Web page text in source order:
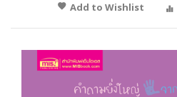
Add to Wishlist